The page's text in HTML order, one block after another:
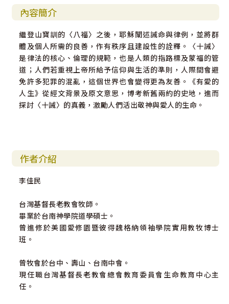
內容簡介
繼登山寶訓的〈八福〉之後，耶穌闡述誡命與律例，並將群
體及個人所需的良善，作有秩序且建設性的詮釋。〈十誡〉
是律法的核心、倫理的規範，也是人類的指路標及蒙福的管
道；人們若重視上帝所給予信仰與生活的準則，人際間會避
免許多犯罪的混亂，這個世界也會變得更為友善。《有愛的
人生》從經文背景及原文意思，博考新舊兩約的史地，進而
探討〈十誡〉的真義，激勵人們活出敬神與愛人的生命。
作者介紹
李佳民
台灣基督長老教會牧師。
畢業於台南神學院道學碩士。
曾進修於美國愛修園暨彼得魏格納領袖學院實用教牧博士
班。
曾牧會於台中、壽山、台南中會。
現任職台灣基督長老教會總會教育委員會生命教育中心主
任。